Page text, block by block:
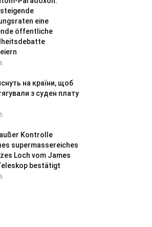
eine
öffentliche
на країни, щоб
з суден плату
Kontrolle
supermassereiches
Loch vom James
bestätigt